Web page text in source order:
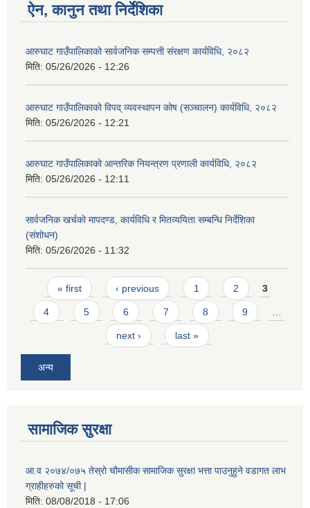
ऐन, कानुन तथा निर्देशिका
आरुघाट गाउँपालिकाको सार्वजनिक सम्पत्ती संरक्षण कार्यविधि, २०८२
मिति: 05/26/2026 - 12:26
आरुघाट गाउँपालिकाको विपद् व्यवस्थापन कोष (सञ्चालन) कार्यविधि, २०८२
मिति: 05/26/2026 - 12:21
आरुघाट गाउँपालिकाको आन्तरिक नियन्त्रण प्रणाली कार्यविधि, २०८२
मिति: 05/26/2026 - 12:11
सार्वजनिक खर्चको मापदण्ड, कार्यविधि र मितव्ययिता सम्बन्धि निर्देशिका
(संशोधन)
मिति: 05/26/2026 - 11:32
Pages
« first ‹ previous 1 2 3
4 5 6 7 8 9
next › last »
अन्य
सामाजिक सुरक्षा
आ.व २०७४/०७५ तेस्रो चौमासीक सामाजिक सुरक्षा भत्ता पाउनुहुने वडागत लाभ
ग्राहीहरुको सूची |
मिति: 08/08/2018 - 17:06